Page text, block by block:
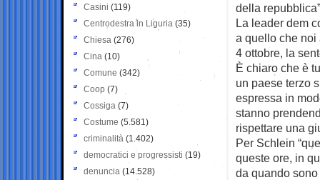
della
La leader dem
a quello che noi
4 ottobre, la
È chiaro che è
un paese terzo
espressa in
stanno
rispettare una
Per Schlein
queste ore, in
da quando
Casini (119)
Centrodestra in Liguria (35)
Chiesa (276)
Cina (10)
Comune (342)
Coop (7)
Cossiga (7)
Costume (5.581)
criminalità (1.402)
democratici e progressisti (19)
denuncia (14.528)